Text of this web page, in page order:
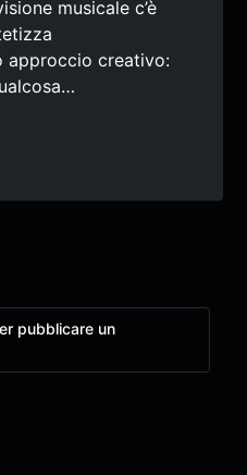
musicale c’è
approccio creativo:
pubblicare un